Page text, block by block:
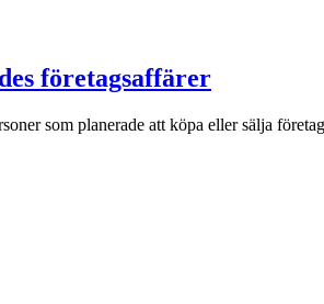
företagsaffärer
som planerade att köpa eller sälja